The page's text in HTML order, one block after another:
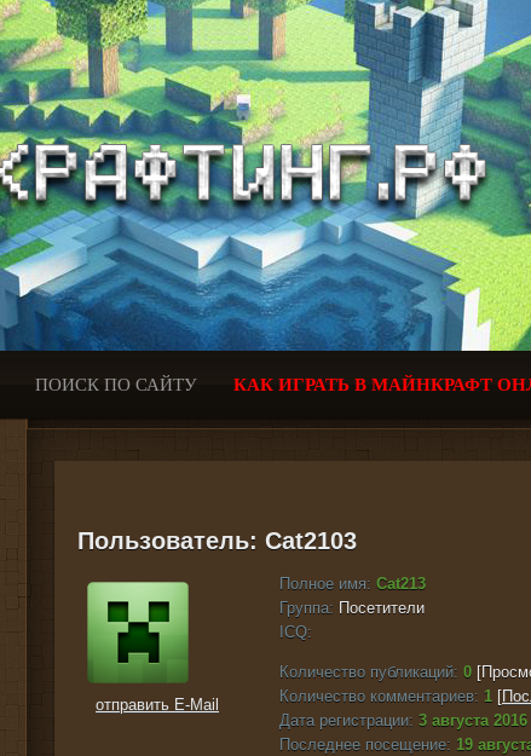
ПОИСК ПО САЙТУ КАК ИГРАТЬ В МАЙНКРАФТ
Пользователь: Cat2103
отправить E-Mail
Полное имя: Cat213
Группа: Посетители
ICQ:
Количество публикаций: 0
Количество комментариев: 1 [
Дата регистрации: 3 августа
Последнее посещение: 19